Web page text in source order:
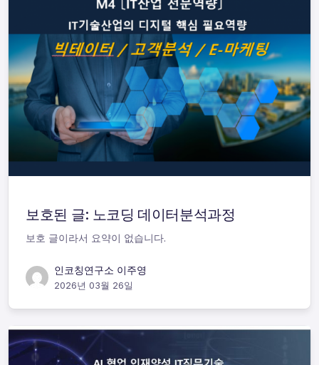
보호된 글: 노코딩 데이터분석과정
보호 글이라서 요약이 없습니다.
인코칭연구소 이주영
2026년 03월 26일